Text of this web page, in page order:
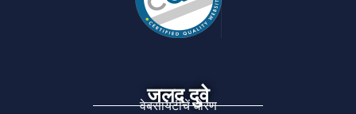
जलद दुवे
वेबसायटीचें धोरण